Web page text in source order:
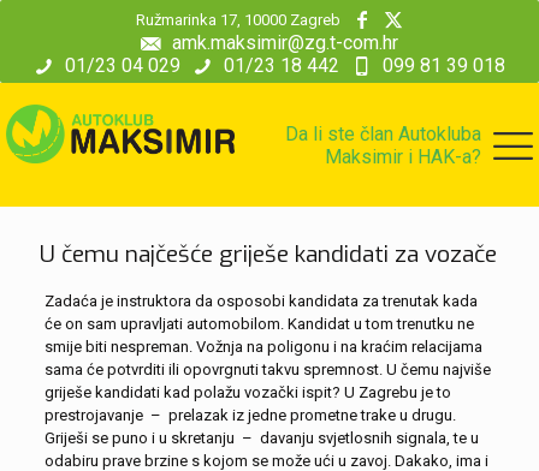
01/23 04 029 01/23 18 442 099 81 39 018
amk.maksimir@zg.t-com.hr
Ružmarinka 17, 10000 Zagreb
Da li ste član Autokluba
Maksimir i HAK-a?
U čemu najčešće griješe kandidati za vozače
Zadaća je instruktora da osposobi kandidata za trenutak kada
će on sam upravljati automobilom. Kandidat u tom trenutku ne
smije biti nespreman. Vožnja na poligonu i na kraćim relacijama
sama će potvrditi ili opovrgnuti takvu spremnost. U čemu najviše
griješe kandidati kad polažu vozački ispit? U Zagrebu je to
prestrojavanje – prelazak iz jedne prometne trake u drugu.
Griješi se puno i u skretanju – davanju svjetlosnih signala, te u
odabiru prave brzine s kojom se može ući u zavoj. Dakako, ima i